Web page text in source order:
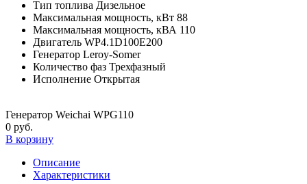
Тип топлива Дизельное
Максимальная мощность, кВт 88
Максимальная мощность, кВА 110
Двигатель WP4.1D100E200
Генератор Leroy-Somer
Количество фаз Трехфазный
Исполнение Открытая
Генератор Weichai WPG110
0 руб.
В корзину
Описание
Характеристики